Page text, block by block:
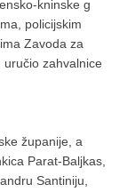
kninske g
policijskim
Zavoda za
zahvalnice
županije, a
Parat-Baljkas,
Santiniju,